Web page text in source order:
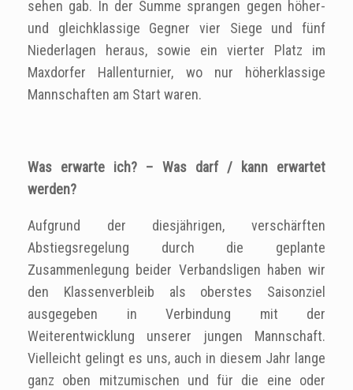
sehen gab. In der Summe sprangen gegen höher-
und gleichklassige Gegner vier Siege und fünf
Niederlagen heraus, sowie ein vierter Platz im
Maxdorfer Hallenturnier, wo nur höherklassige
Mannschaften am Start waren.
Was erwarte ich? – Was darf / kann erwartet
werden?
Aufgrund der diesjährigen, verschärften
Abstiegsregelung durch die geplante
Zusammenlegung beider Verbandsligen haben wir
den Klassenverbleib als oberstes Saisonziel
ausgegeben in Verbindung mit der
Weiterentwicklung unserer jungen Mannschaft.
Vielleicht gelingt es uns, auch in diesem Jahr lange
ganz oben mitzumischen und für die eine oder